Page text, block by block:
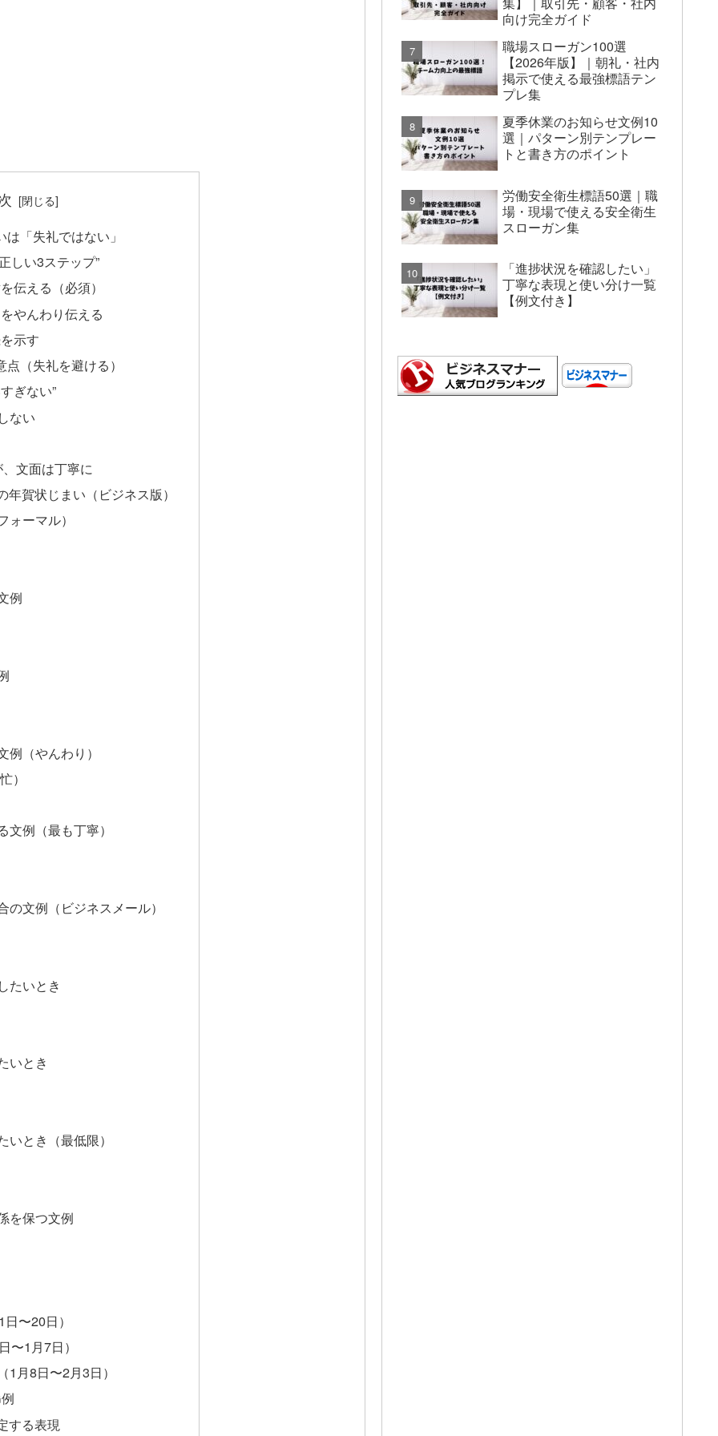
「失礼ではない」
しい3ステップ”
伝える（必須）
やんわり伝える
示す
（失礼を避ける）
ぎない”
ない
文面は丁寧に
賀状じまい（ビジネス版）
ーマル）
例
例（やんわり）
）
例（最も丁寧）
の文例（ビジネスメール）
たいとき
いとき
とき（最低限）
を保つ文例
〜20日）
〜1月7日）
1月8日〜2月3日）
する表現
向け完全ガイド
職場スローガン100選
【2026年版】｜朝礼・社内
掲示で使える最強標語テン
プレ集
夏季休業のお知らせ文例10
選｜パターン別テンプレー
トと書き方のポイント
労働安全衛生標語50選｜職
場・現場で使える安全衛生
スローガン集
「進捗状況を確認したい」
丁寧な表現と使い分け一覧
【例文付き】